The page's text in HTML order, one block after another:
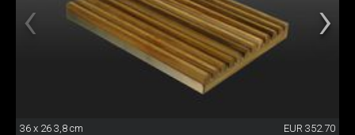
36 x 26 3,8 cm EUR 352.70